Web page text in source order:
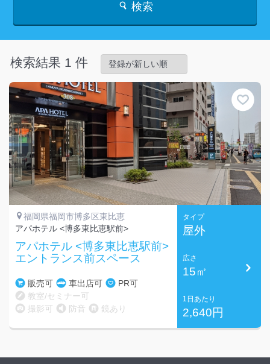
検索
検索結果 1 件
福岡県福岡市博多区東比恵
アパホテル <博多東比恵駅前>
アパホテル <博多東比恵駅前>
エントランス前スペース
販売可 車出店可
PR可
教室/セミナー可
撮影可
防音 鏡あり
タイプ
屋外
広さ
15㎡
1日あたり
2,640円